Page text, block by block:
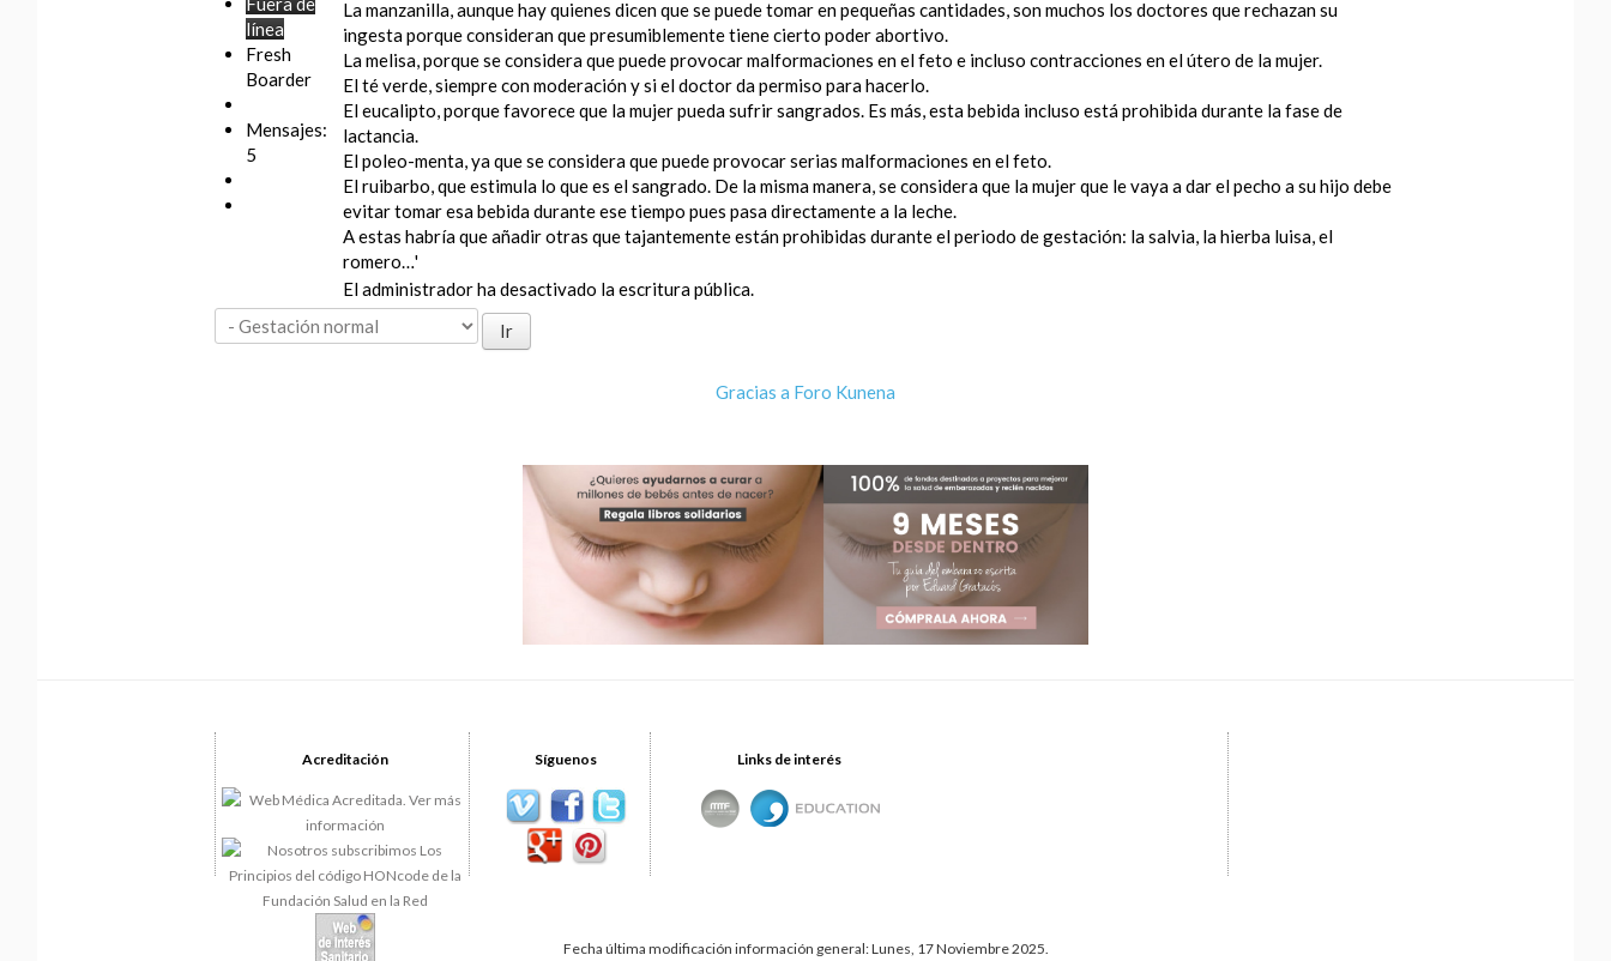
línea
Fresh
Boarder
Mensajes:
5
La manzanilla, aunque hay quienes dicen que se puede tomar en pequeñas cantidades, son muchos los doctores que rechazan su
ingesta porque consideran que presumiblemente tiene cierto poder abortivo.
La melisa, porque se considera que puede provocar malformaciones en el feto e incluso contracciones en el útero de la mujer.
El té verde, siempre con moderación y si el doctor da permiso para hacerlo.
El eucalipto, porque favorece que la mujer pueda sufrir sangrados. Es más, esta bebida incluso está prohibida durante la fase de
lactancia.
El poleo-menta, ya que se considera que puede provocar serias malformaciones en el feto.
El ruibarbo, que estimula lo que es el sangrado. De la misma manera, se considera que la mujer que le vaya a dar el pecho a su hijo debe
evitar tomar esa bebida durante ese tiempo pues pasa directamente a la leche.
A estas habría que añadir otras que tajantemente están prohibidas durante el periodo de gestación: la salvia, la hierba luisa, el
romero…'
El administrador ha desactivado la escritura pública.
Gracias a Foro Kunena
Acreditación Síguenos Links de interés
Fecha última modificación información general: Lunes, 17 Noviembre 2025.